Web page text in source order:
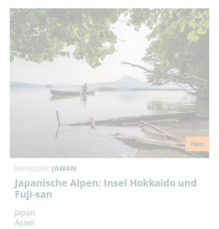
Neu
Reisecode: JAWAN
Japanische Alpen: Insel Hokkaido und
Fuji-san
Japan
Asien